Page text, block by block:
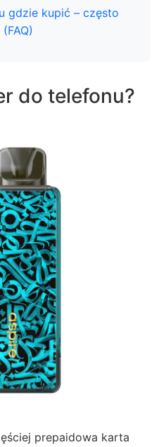
gdzie kupić – często
do telefonu?
prepaidowa karta